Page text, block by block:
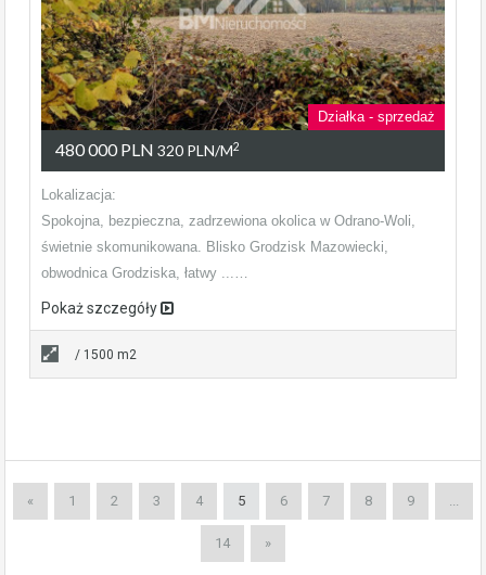
Działka - sprzedaż
480 000 PLN 320 PLN/m2
Lokalizacja:
Spokojna, bezpieczna, zadrzewiona okolica w Odrano-Woli,
świetnie skomunikowana. Blisko Grodzisk Mazowiecki,
obwodnica Grodziska, łatwy ...…
Pokaż szczegóły
/ 1500 m2
« 1 2 3 4 5 6 7 8 9
14 »